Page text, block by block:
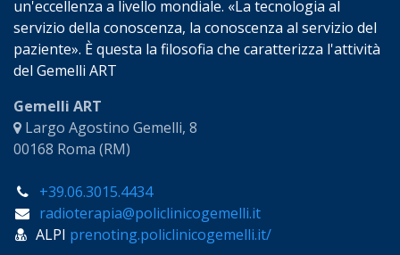
un'eccellenza a livello mondiale. «La tecnologia al
servizio della conoscenza, la conoscenza al servizio del
paziente». È questa la filosofia che caratterizza l'attività
del Gemelli ART
Gemelli ART
Largo Agostino Gemelli, 8
00168 Roma (RM)
+39.06.3015.4434
radioterapia@policlinicogemelli.it
ALPI prenoting.policlinicogemelli.it/